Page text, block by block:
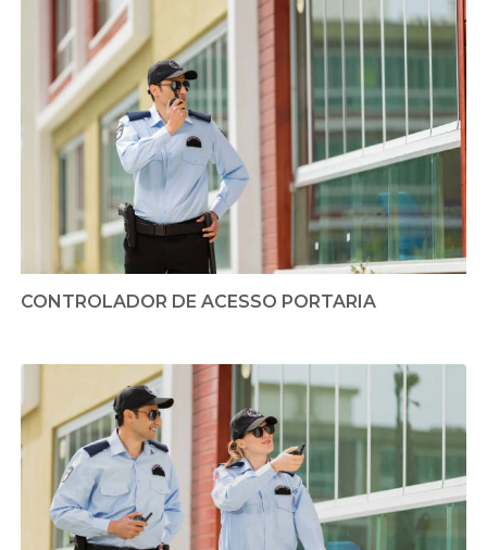
CONTROLADOR DE ACESSO PORTARIA